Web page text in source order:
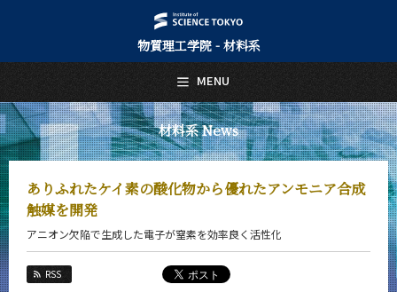
物質理工学院 - 材料系
材料系 News
ありふれたケイ素の酸化物から優れたアンモニア合成
触媒を開発
アニオン欠陥で生成した電子が窒素を効率良く活性化
RSS
MENU
日本語 English
トップページ
Top Page
材料系について
About Us
教育
Education
教員・研究室